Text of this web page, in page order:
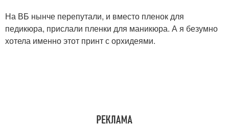
На ВБ нынче перепутали, и вместо пленок для
педикюра, прислали пленки для маникюра. А я безумно
хотела именно этот принт с орхидеями.